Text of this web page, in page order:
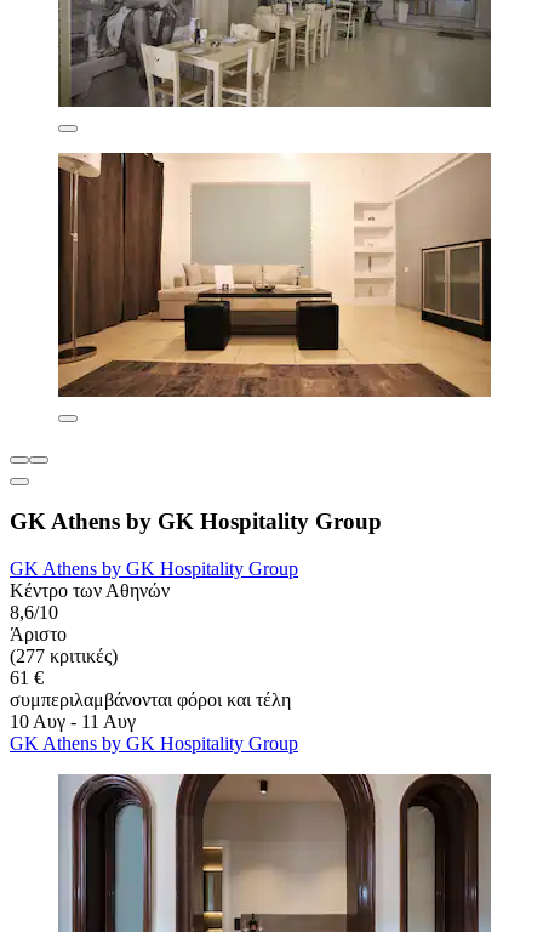
GK Athens by GK Hospitality Group
GK Athens by GK Hospitality Group
Κέντρο των Αθηνών
8,6/10
Άριστο
(277 κριτικές)
61 €
συμπεριλαμβάνονται φόροι και τέλη
10 Αυγ - 11 Αυγ
GK Athens by GK Hospitality Group